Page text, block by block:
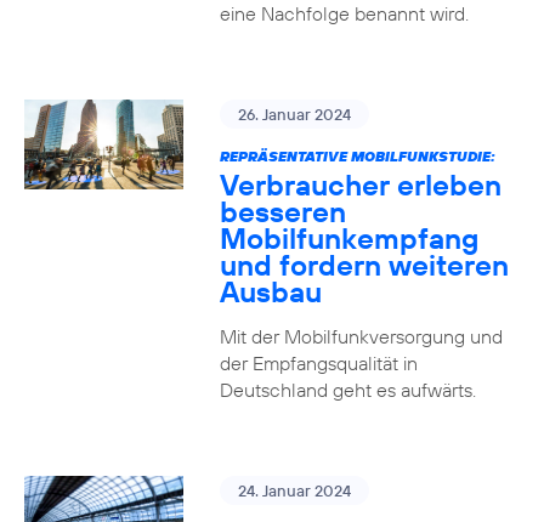
eine Nachfolge benannt wird.
26. Januar 2024
REPRÄSENTATIVE MOBILFUNKSTUDIE:
Verbraucher erleben
besseren
Mobilfunkempfang
und fordern weiteren
Ausbau
Mit der Mobilfunkversorgung und
der Empfangsqualität in
Deutschland geht es aufwärts.
24. Januar 2024